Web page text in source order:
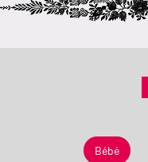
Bébé